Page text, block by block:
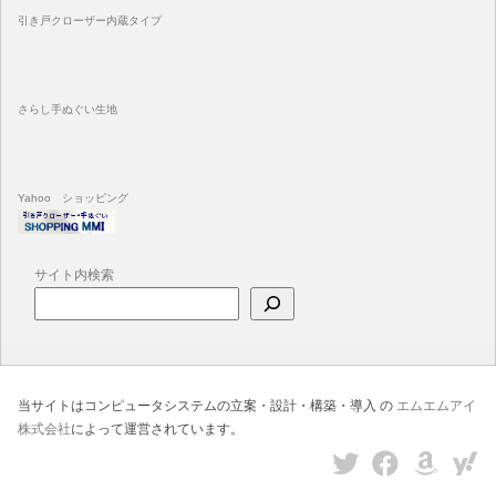
引き戸クローザー内蔵タイプ
さらし手ぬぐい生地
Yahoo ショッピング
サイト内検索
当サイトはコンピュータシステムの立案・設計・構築・導入 の エムエムアイ
株式会社によって運営されています。